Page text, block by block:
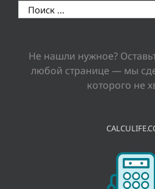
Результат
поиска:
Не нашли нужное?
любой странице — мы
которого не